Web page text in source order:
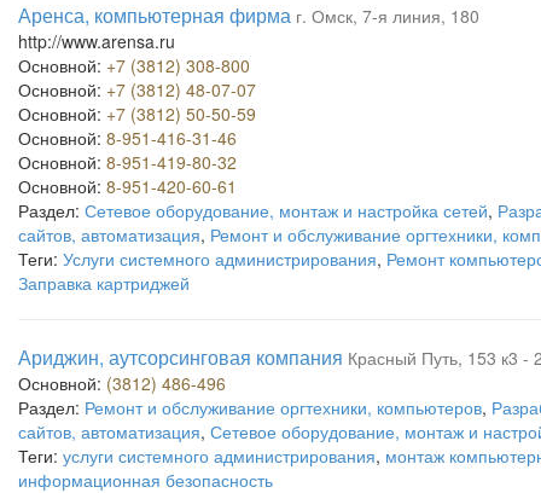
Аренса, компьютерная фирма г. Омск, 7-я линия, 180
http://www.arensa.ru
Основной: +7 (3812) 308-800
Основной: +7 (3812) 48-07-07
Основной: +7 (3812) 50-50-59
Основной: 8-951-416-31-46
Основной: 8-951-419-80-32
Основной: 8-951-420-60-61
Раздел: Сетевое оборудование, монтаж и настройка сетей,
сайтов, автоматизация, Ремонт и обслуживание оргтехники,
Теги: Услуги системного администрирования, Ремонт
Заправка картриджей
Ариджин, аутсорсинговая компания Красный Путь, 153 к3 -
Основной: (3812) 486-496
Раздел: Ремонт и обслуживание оргтехники, компьютеров,
сайтов, автоматизация, Сетевое оборудование, монтаж и
Теги: услуги системного администрирования, монтаж
информационная безопасность